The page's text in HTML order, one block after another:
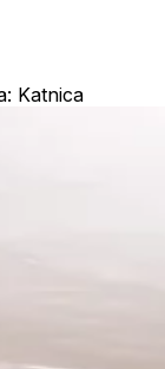
Katnica